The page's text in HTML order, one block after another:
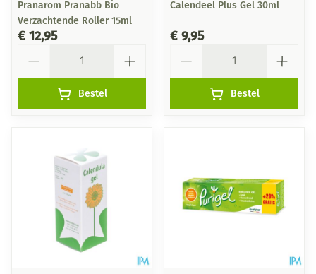
Pranarom Pranabb Bio
Verzachtende Roller 15ml
€ 12,95
Bestel
Calendeel Plus Gel 30ml
€ 9,95
Bestel